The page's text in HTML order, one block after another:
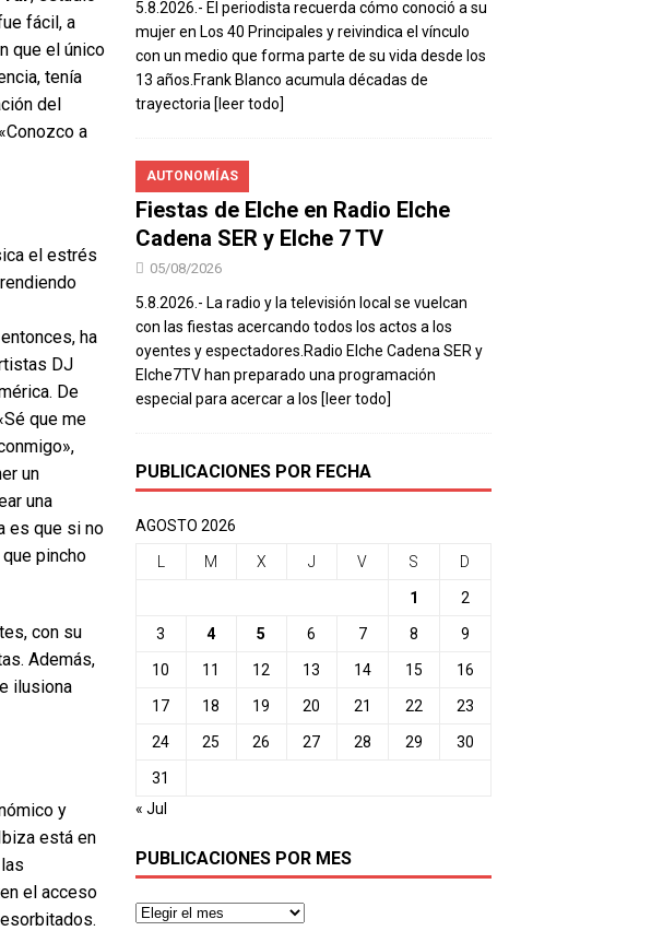
fácil, a
que el único
tenía
del
a
el estrés
ha
DJ
De
que me
un
una
es que si no
pincho
con su
Además,
ilusiona
y
está en
el acceso
5.8.2026.- El periodista recuerda cómo conoció a su
mujer en Los 40 Principales y reivindica el vínculo
con un medio que forma parte de su vida desde los
13 años.Frank Blanco acumula décadas de
trayectoria [leer todo]
AUTONOMÍAS
Fiestas de Elche en Radio Elche
Cadena SER y Elche 7 TV
05/08/2026
5.8.2026.- La radio y la televisión local se vuelcan
con las fiestas acercando todos los actos a los
oyentes y espectadores.Radio Elche Cadena SER y
Elche7TV han preparado una programación
especial para acercar a los [leer todo]
PUBLICACIONES POR FECHA
AGOSTO 2026
M X J V S D
1 2
3 4 5 6 7 8 9
10 11 12 13 14 15 16
17 18 19 20 21 22 23
24 25 26 27 28 29 30
31
« Jul
PUBLICACIONES POR MES